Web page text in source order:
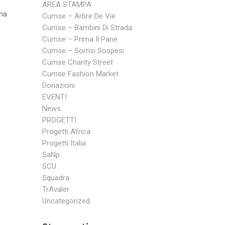
AREA STAMPA
Cumse – Arbre De Vie
Cumse – Bambini Di Strada
Cumse – Prima Il Pane
Cumse – Sorrisi Sospesi
Cumse Charity Street
Cumse Fashion Market
Donazioni
EVENTI
News
PROGETTI
Progetti Africa
Progetti Italia
SaNp
SCU
Squadra
TrAvaler
Uncategorized